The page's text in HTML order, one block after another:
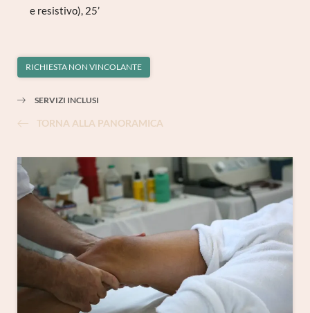
e resistivo), 25’
RICHIESTA NON VINCOLANTE
SERVIZI INCLUSI
TORNA ALLA PANORAMICA